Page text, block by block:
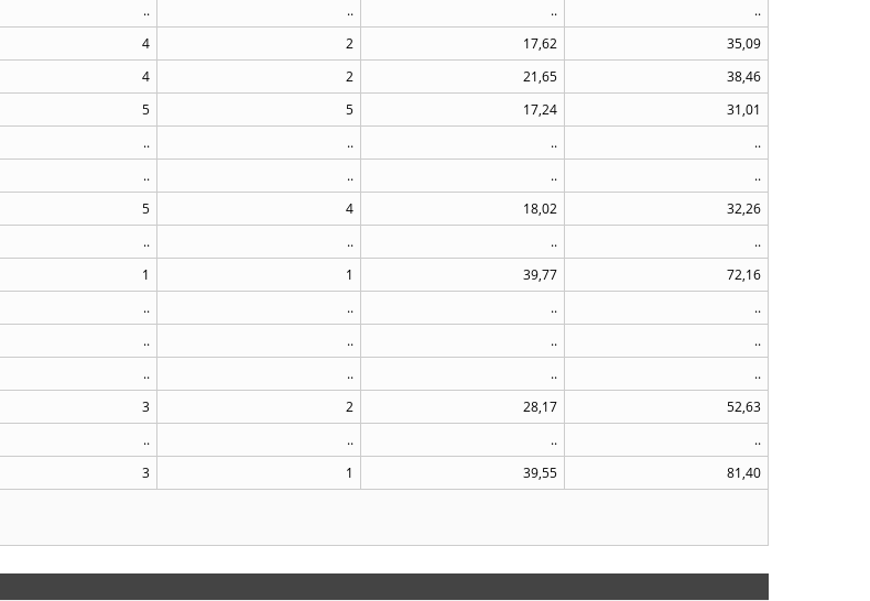
.. .. ..
..
4 2 17,62
35,09
4 2 21,65
38,46
5 5 17,24
31,01
.. .. ..
..
.. .. ..
..
5 4 18,02
32,26
.. .. ..
..
1 1 39,77
72,16
.. .. ..
..
.. .. ..
..
.. .. ..
..
3 2 28,17
52,63
.. .. ..
..
3 1 39,55
81,40